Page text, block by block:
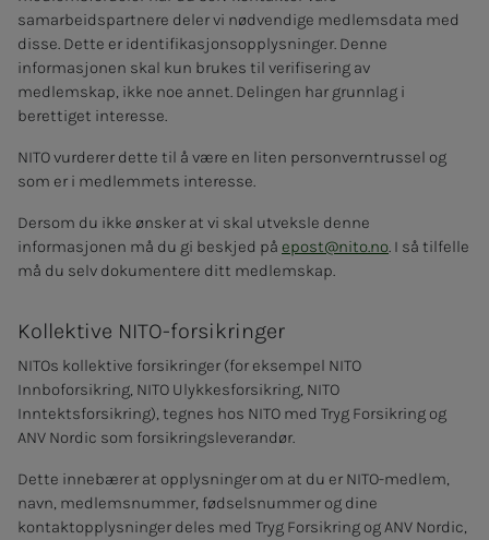
samarbeidspartnere deler vi nødvendige medlemsdata med
disse. Dette er identifikasjonsopplysninger. Denne
informasjonen skal kun brukes til verifisering av
medlemskap, ikke noe annet. Delingen har grunnlag i
berettiget interesse.
NITO vurderer dette til å være en liten personverntrussel og
som er i medlemmets interesse.
Dersom du ikke ønsker at vi skal utveksle denne
informasjonen må du gi beskjed på epost@nito.no. I så tilfelle
må du selv dokumentere ditt medlemskap.
Kollektive NITO-forsikringer
NITOs kollektive forsikringer (for eksempel NITO
Innboforsikring, NITO Ulykkesforsikring, NITO
Inntektsforsikring), tegnes hos NITO med Tryg Forsikring og
ANV Nordic som forsikringsleverandør.
Dette innebærer at opplysninger om at du er NITO-medlem,
navn, medlemsnummer, fødselsnummer og dine
kontaktopplysninger deles med Tryg Forsikring og ANV Nordic,